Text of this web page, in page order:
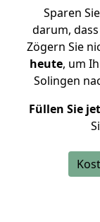
Sparen
darum,
Zögern Sie
heute, um
Solingen
Füllen Sie